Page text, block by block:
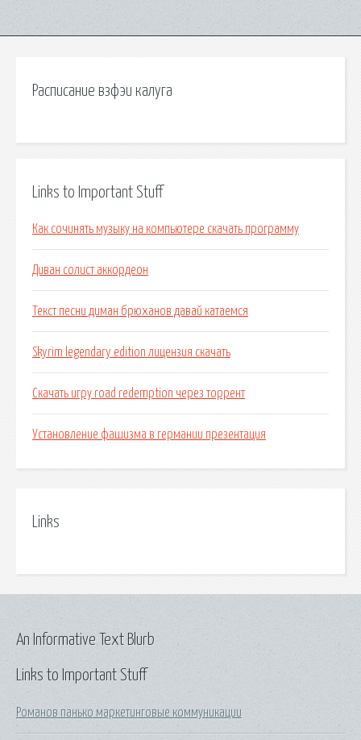
Расписание взфэи калуга
Links to Important Stuff
Как сочинять музыку на компьютере скачать программу
Диван солист аккордеон
Текст песни диман брюханов давай катаемся
Skyrim legendary edition лицензия скачать
Скачать игру road redemption через торрент
Установление фашизма в германии презентация
Links
Links to Important Stuff
Романов панько маркетинговые коммуникации
An Informative Text Blurb